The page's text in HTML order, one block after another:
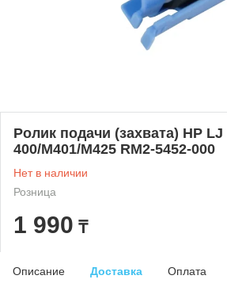
Ролик подачи (захвата) HP LJ
400/M401/M425 RM2-5452-000
Нет в наличии
Розница
1 990 ₸
Описание Доставка Оплата